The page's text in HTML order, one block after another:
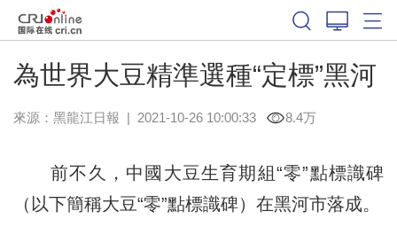
為世界大豆精準選種“定標”黑河
來源： 黑龍江日報 | 2021-10-26 10:00:33 8.4万
前不久，中國大豆生育期組“零”點標識碑
（以下簡稱大豆“零”點標識碑）在黑河市落成。